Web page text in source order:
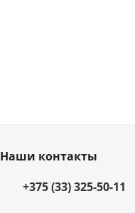
Наши контакты
+375 (33) 325-50-11